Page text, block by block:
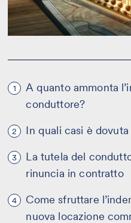
1
A quanto ammonta
conduttore?
2 In quali casi è
3
La tutela del
rinuncia in contratto
4
Come sfruttare
nuova locazione